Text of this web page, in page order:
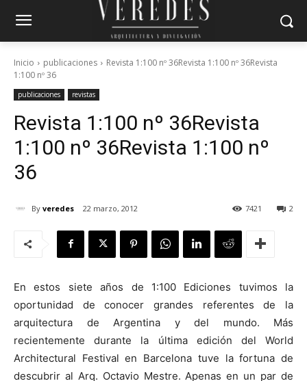
Inicio publicaciones
Revista 1:100 nº 36Revista 1:100 nº 36Revista
1:100 nº 36
publicaciones revistas
Revista 1:100 nº 36Revista
1:100 nº 36Revista 1:100 nº
36
By veredes 22 marzo, 2012 2
7421
En estos siete años de 1:100 Ediciones tuvimos la
oportunidad de conocer grandes referentes de la
arquitectura de Argentina y del mundo. Más
recientemente durante la última edición del World
Architectural Festival en Barcelona tuve la fortuna de
descubrir al Arq. Octavio Mestre. Apenas en un par de